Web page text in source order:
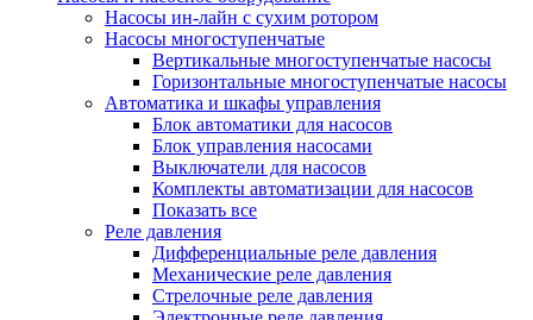
Насосы ин-лайн с сухим ротором
Насосы многоступенчатые
Вертикальные многоступенчатые насосы
Горизонтальные многоступенчатые насосы
Автоматика и шкафы управления
Блок автоматики для насосов
Блок управления насосами
Выключатели для насосов
Комплекты автоматизации для насосов
Показать все
Реле давления
Дифференциальные реле давления
Механические реле давления
Стрелочные реле давления